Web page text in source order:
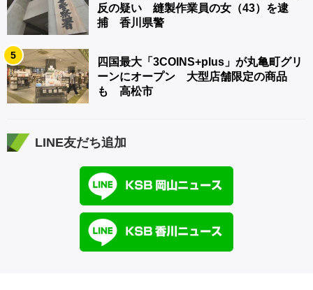
反の疑い 縫製作業員の女（43）を逮
捕 香川県警
5
四国最大「3COINS+plus」が丸亀町グリ
ーンにオープン 大型店舗限定の商品
も 高松市
LINE友だち追加